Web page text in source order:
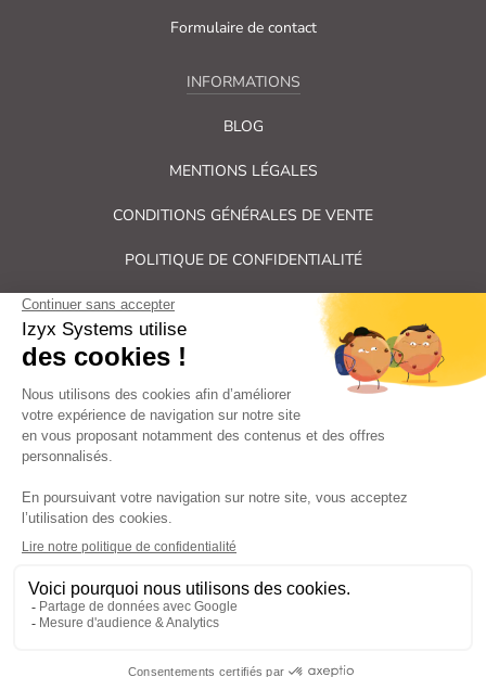
Formulaire de contact
INFORMATIONS
BLOG
MENTIONS LÉGALES
CONDITIONS GÉNÉRALES DE VENTE
POLITIQUE DE CONFIDENTIALITÉ
Tous droits réservés Izyx Systems ©
Contrôle des accès et verrouillage de porte : serrure électrique,
gâche électrique, ventouse électromagnétique